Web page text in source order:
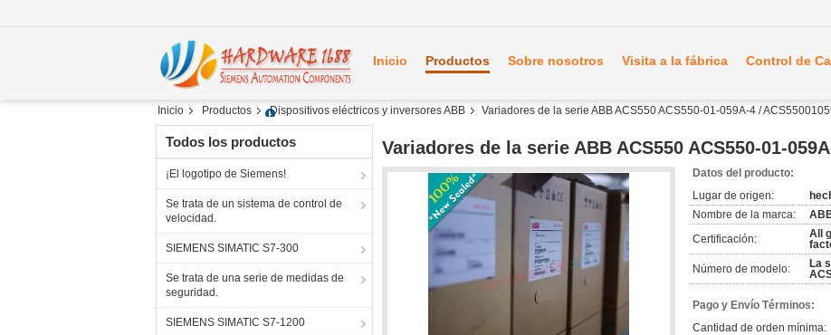
Inicio Productos Sobre nosotros Visita a la fábrica Control de
Inicio Productos Dispositivos eléctricos y inversores ABB Variadores de la serie ABB ACS550 ACS550-01-059A-4 /
Todos los productos
¡El logotipo de Siemens!
Se trata de un sistema de control de
velocidad.
SIEMENS SIMATIC S7-300
Se trata de una serie de medidas de
seguridad.
SIEMENS SIMATIC S7-1200
Variadores de la serie ABB ACS550 ACS550-01-
Datos del producto:
Lugar de origen:
Nombre de la marca:
Certificación:
All
Número de modelo:
La
Pago y Envío Términos:
Cantidad de orden mínima: